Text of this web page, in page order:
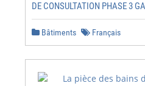
de
l’entreprise n’est
DE CONSULTATION PHASE 3
Bâtiments Français